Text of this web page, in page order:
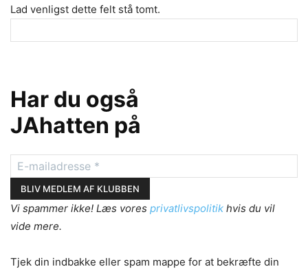
Lad venligst dette felt stå tomt.
Har du også
JAhatten på
Vi spammer ikke! Læs vores privatlivspolitik hvis du vil
vide mere.
Tjek din indbakke eller spam mappe for at bekræfte din